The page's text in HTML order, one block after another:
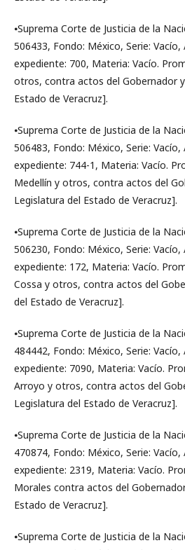
⦁Suprema Corte de Justicia de la
506433, Fondo: México, Serie: Vacío,
expediente: 700, Materia: Vacío.
otros, contra actos del Gobernador
Estado de Veracruz].
⦁Suprema Corte de Justicia de la
506483, Fondo: México, Serie: Vacío,
expediente: 744-1, Materia: Vacío.
Medellín y otros, contra actos del
Legislatura del Estado de Veracruz].
⦁Suprema Corte de Justicia de la
506230, Fondo: México, Serie: Vacío,
expediente: 172, Materia: Vacío.
Cossa y otros, contra actos del
del Estado de Veracruz].
⦁Suprema Corte de Justicia de la
484442, Fondo: México, Serie:
expediente: 7090, Materia: Vacío.
Arroyo y otros, contra actos del
Legislatura del Estado de Veracruz].
⦁Suprema Corte de Justicia de la
470874, Fondo: México, Serie:
expediente: 2319, Materia: Vacío.
Morales contra actos del
Estado de Veracruz].
⦁Suprema Corte de Justicia de la